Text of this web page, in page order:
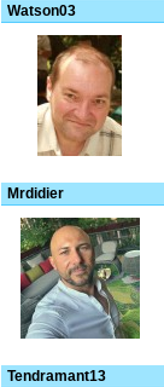
Watson03
Mrdidier
Tendramant13